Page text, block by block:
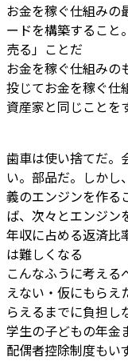
お金を稼ぐ仕組みの
ードを構築すること
売る」ことだ
お金を稼ぐ仕組みの
投じてお金を稼ぐ仕
資産家と同じことを
歯車は使い捨てだ。
い。部品だ。しかし
義のエンジンを作る
ば、次々とエンジン
年収に占める返済比
は難しくなる
こんなふうに考える
えない・仮にもらえ
らえるまでに負担し
学生の子どもの年金
配偶者控除制度もい